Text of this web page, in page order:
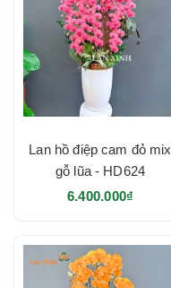
Lan hồ điệp cam đỏ mix
gỗ lũa - HD624
6.400.000₫